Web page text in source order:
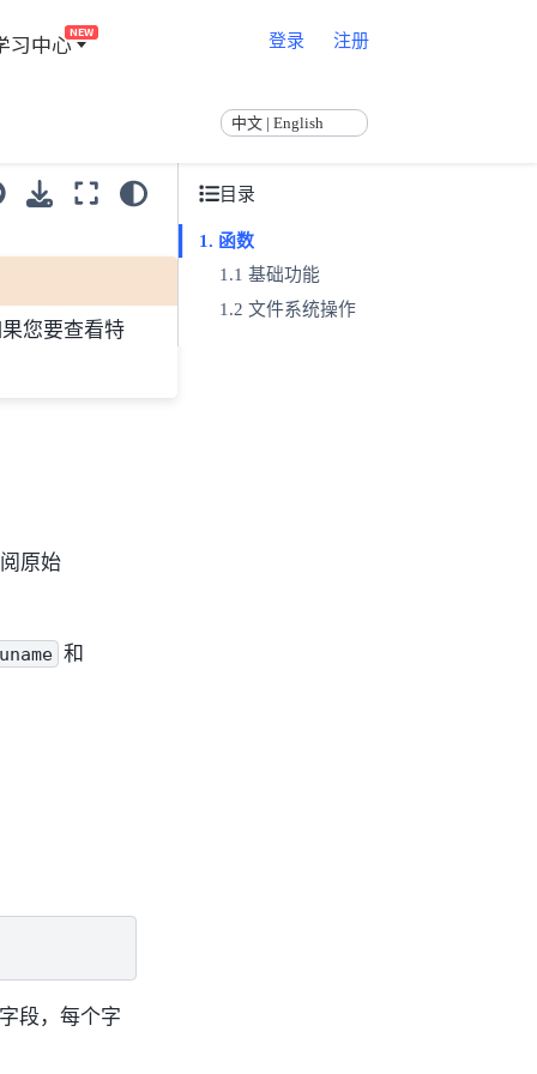
习中心NEW 登录 注册
中文 | English
您要查看特
原始
uname 和
段，每个字
目录
函数
基础功能
文件系统操作